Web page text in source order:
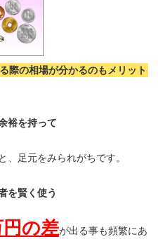
際の相場が分かるのもメリット
裕を持って
足元をみられがちです。
を賢く使う
の差が出る事も頻繁にあ